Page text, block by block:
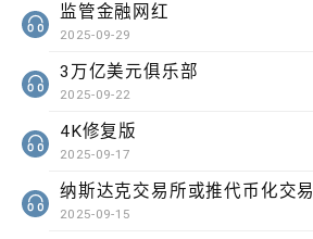
监管金融网红
2025-09-29
3万亿美元俱乐部
2025-09-22
4K修复版
2025-09-17
纳斯达克交易所或推代币化交易
2025-09-15